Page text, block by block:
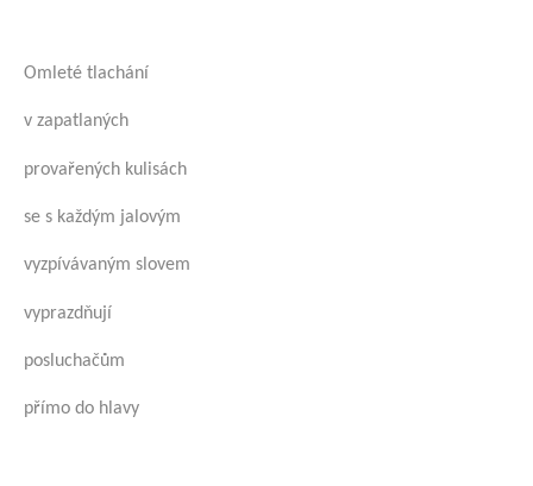
Omleté tlachání
v zapatlaných
provařených kulisách
se s každým jalovým
vyzpívávaným slovem
vyprazdňují
posluchačům
přímo do hlavy